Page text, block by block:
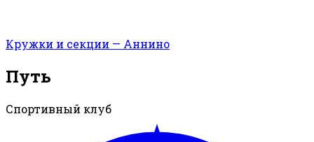
Кружки и секции — Аннино
Путь
Спортивный клуб